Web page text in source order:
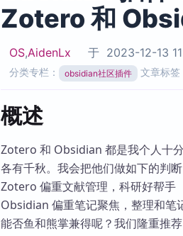
Zotero 和
OS,AidenLx 于 2023-12-13
分类专栏： obsidian社区插件 文章标签
概述
Zotero 和 Obsidian 都是我个人十
各有千秋。我会把他们做如下的判断
Zotero 偏重文献管理，科研好帮手
Obsidian 偏重笔记聚焦，整理和笔
能否鱼和熊掌兼得呢？我们隆重推